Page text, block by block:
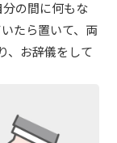
の間に何もな
たら置いて、両
、お辞儀をして